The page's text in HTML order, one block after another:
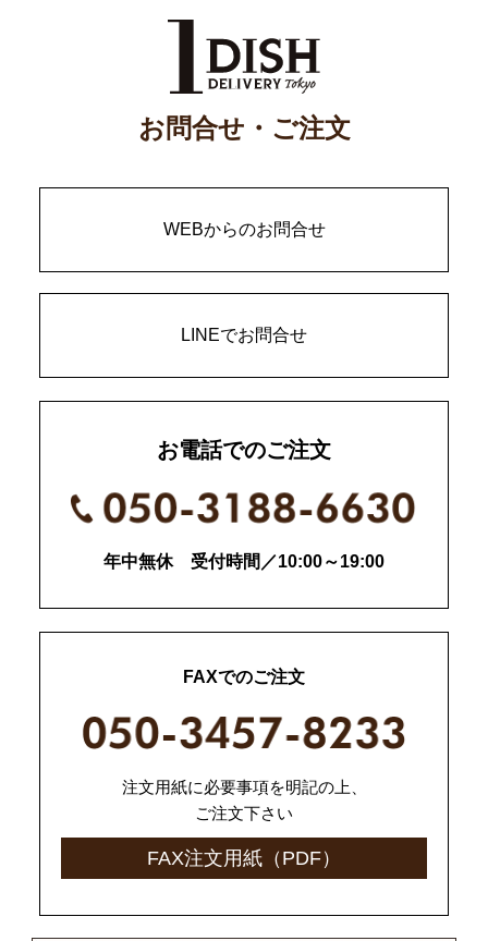
お問合せ・ご注文
WEBからのお問合せ
LINEでお問合せ
お電話でのご注文
年中無休 受付時間／10:00～19:00
FAXでのご注文
注文用紙に必要事項を明記の上、
ご注文下さい
FAX注文用紙（PDF）